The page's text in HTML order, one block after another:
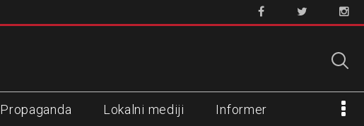
Propaganda Lokalni mediji Informer